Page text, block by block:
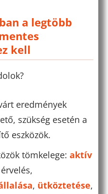
a legtöbb
kell
eredmények
szükség esetén a
eszközök.
tömkelege: aktív
, ütköztetése,